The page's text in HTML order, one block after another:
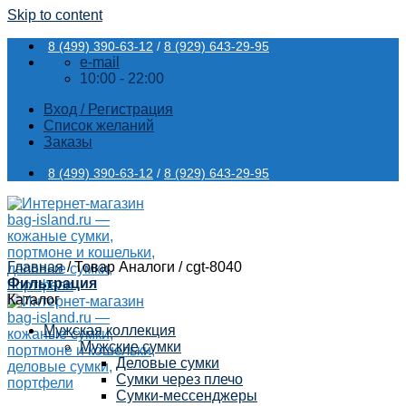
Skip to content
8 (499) 390-63-12 / 8 (929) 643-29-95
e-mail
10:00 - 22:00
Вход / Регистрация
Список желаний
Заказы
8 (499) 390-63-12 / 8 (929) 643-29-95
Главная /Товар Аналоги /cgt-8040
Фильтрация
Каталог
Мужская коллекция
Мужские сумки
Деловые сумки
Сумки через плечо
Сумки-мессенджеры